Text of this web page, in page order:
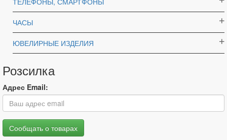
ЧАСЫ
ЮВЕЛИРНЫЕ ИЗДЕЛИЯ
Розсилка
Адрес Email: